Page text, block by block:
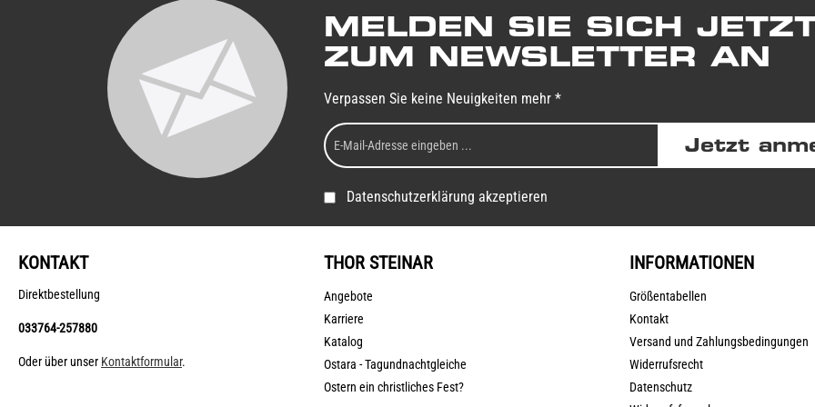
MELDEN SIE SICH
ZUM NEWSLETTER AN
Verpassen Sie keine Neuigkeiten mehr *
Jetzt
Datenschutzerklärung akzeptieren
KONTAKT
Direktbestellung
033764-257880
Oder über unser Kontaktformular.
THOR STEINAR
Angebote
Karriere
Katalog
Ostara - Tagundnachtgleiche
Ostern ein christliches Fest?
INFORMATIONEN
Größentabellen
Kontakt
Versand und Zahlungsbedingungen
Widerrufsrecht
Datenschutz